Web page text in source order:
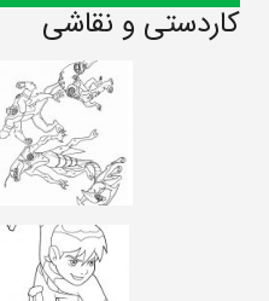
کاردستی و نقاشی